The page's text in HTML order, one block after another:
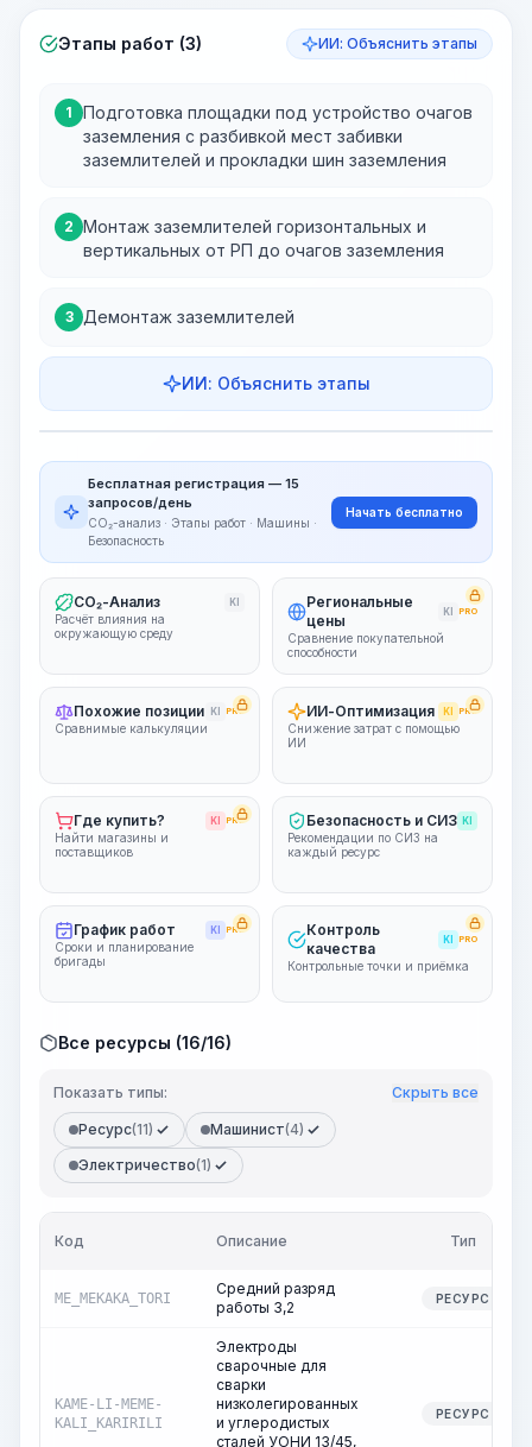
Этапы работ (3) ИИ: Объяснить этапы
1
Подготовка площадки под устройство очагов
заземления с разбивкой мест забивки
заземлителей и прокладки шин заземления
2 Монтаж заземлителей горизонтальных и
вертикальных от РП до очагов заземления
3 Демонтаж заземлителей
ИИ: Объяснить этапы
Этапы работ
~15-30 Sek.
Бесплатная регистрация — 15
запросов/день
CO₂-анализ · Этапы работ · Машины ·
Безопасность
Начать бесплатно
CO₂-Анализ KI
Расчёт влияния на
окружающую среду
Региональные
цены
KI PRO
Сравнение покупательной
способности
Похожие позиции KI PRO
Сравнимые калькуляции
ИИ-Оптимизация KI PRO
Снижение затрат с помощью
ИИ
Где купить? KI PRO
Найти магазины и
поставщиков
Безопасность и СИЗ KI
Рекомендации по СИЗ на
каждый ресурс
График работ KI PRO
Сроки и планирование
бригады
Контроль
качества
KI PRO
Контрольные точки и приёмка
Все ресурсы (16/16)
Показать типы: Скрыть все
Ресурс(11) Машинист(4)
Электричество(1)
Код Описание Тип
ME_MEKAKA_TORI
Средний разряд
работы 3,2
РЕСУРС
KAME-LI-MEME-
KALI_KARIRILI
Электроды
сварочные для
сварки
низколегированных
и углеродистых
сталей УОНИ 13/45,
РЕСУРС